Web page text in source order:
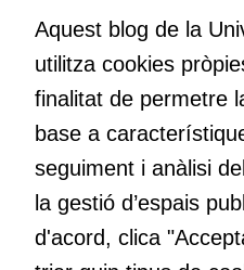
Volem crear espais de reflexió
nos el que estem fent, atrevir-
maneres de fer-ho i generar
Educació
transformació. Volem
metodologies docents actives i
dinàmics.
Aquest blog de la
utilitza cookies
finalitat de permetre
base a
seguiment i anàlisi
la gestió d’espais
d'acord, clica